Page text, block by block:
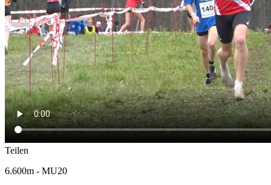
Teilen
6.600m - MU20